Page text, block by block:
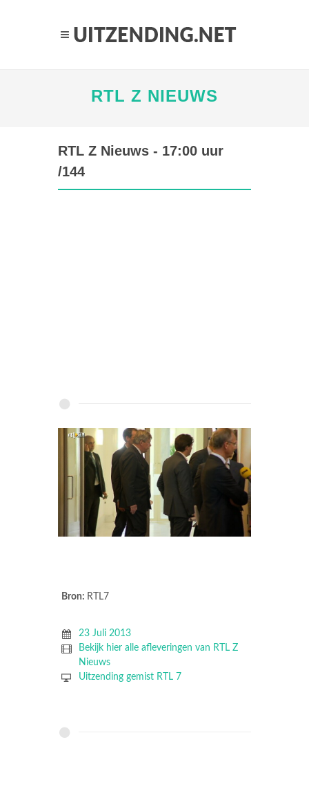
RTL Z NIEUWS
RTL Z Nieuws - 17:00 uur
/144
Bron: RTL7
23 Juli 2013
Bekijk hier alle afleveringen van RTL Z
Nieuws
Uitzending gemist RTL 7